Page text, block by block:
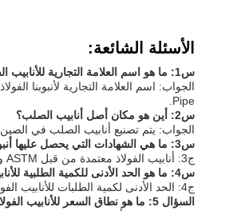
الأسئلة الشائعة:
س1: ما هو اسم العلامة التجارية للأنابيب الفولاذية؟
Pipe.
س2: أين هو مكان أصل أنابيب الصلب؟
الجواب: يتم تصنيع أنابيب الصلب في الصين.
س3: ما هي الشهادات التي يحصل عليها أنبوب الصلب؟
ج3: أنابيب الفولاذ معتمدة من قبل ASTM و ISO و EN.
س4: ما هو الحد الأدنى للكمية الطلبية للأنابيب الفولاذية؟
ج4: الحد الأدنى لكمية الطلبات للأنابيب الفولاذية هو طن واحد.
السؤال 5: ما هو نطاق السعر للأنابيب الفولاذية؟